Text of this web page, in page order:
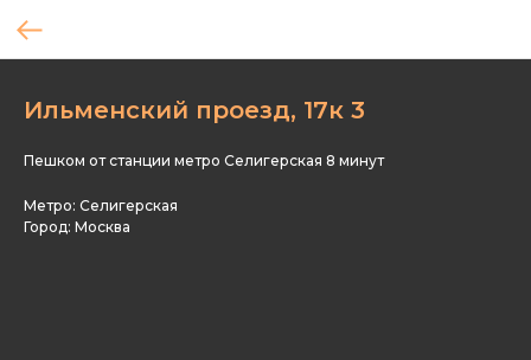
Ильменский проезд, 17к 3
Пешком от станции метро Селигерская 8 минут
Метро: Селигерская
Город: Москва